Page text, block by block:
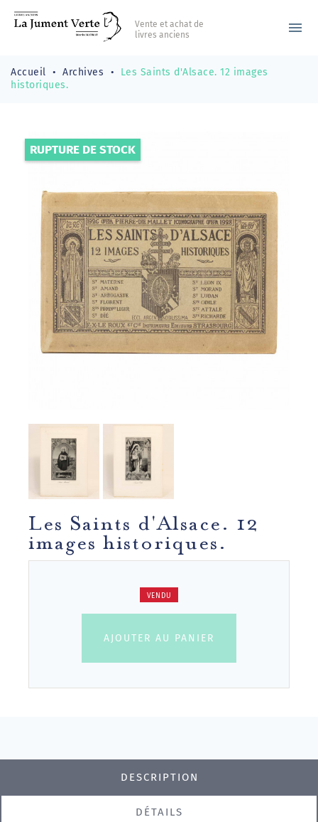
Vente et achat de
livres anciens
menu
Accueil Archives
Les Saints d'Alsace. 12 images
historiques.
RUPTURE DE STOCK
Les Saints d'Alsace. 12
images historiques.
VENDU
AJOUTER AU PANIER
DESCRIPTION
DÉTAILS